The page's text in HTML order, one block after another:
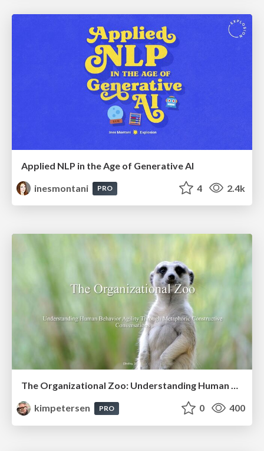
Applied NLP in the Age of Generative AI
inesmontani
PRO 4 2.4k
The Organizational Zoo: Understanding Human Behavior Agility Through Metaphoric Constructive Conversations (based on the works of Arthur Shelley, Ph.D)
kimpetersen
PRO 0 400